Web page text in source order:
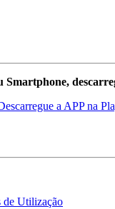
Smartphone,
de Utilização